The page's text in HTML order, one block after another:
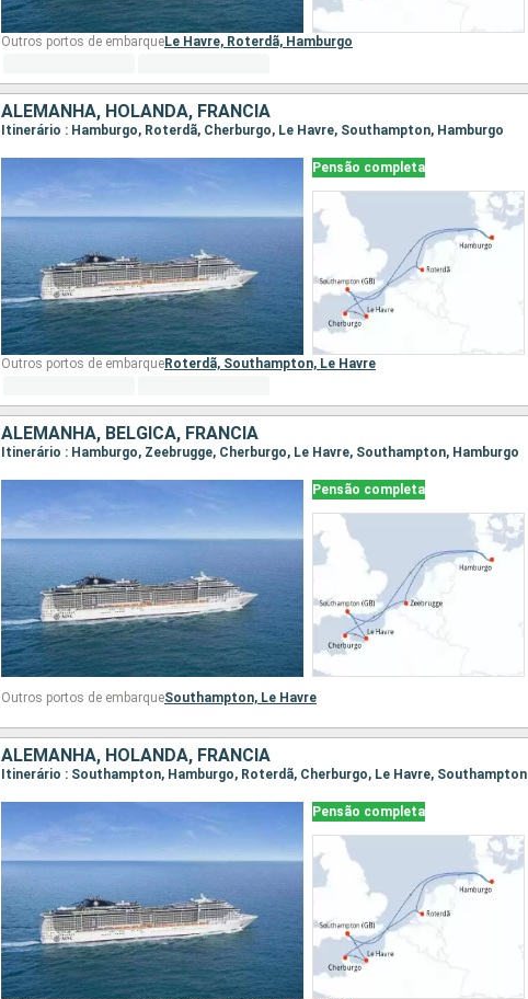
Outros portos de embarqueLe Havre, Roterdã, Hamburgo
ALEMANHA, HOLANDA, FRANCIA
Itinerário : Hamburgo, Roterdã, Cherburgo, Le Havre, Southampton, Hamburgo
Pensão completa
Outros portos de embarqueRoterdã, Southampton, Le Havre
ALEMANHA, BÉLGICA, FRANCIA
Itinerário : Hamburgo, Zeebrugge, Cherburgo, Le Havre, Southampton, Hamburgo
Pensão completa
Outros portos de embarqueSouthampton, Le Havre
ALEMANHA, HOLANDA, FRANCIA
Itinerário : Southampton, Hamburgo, Roterdã, Cherburgo, Le Havre, Southampton
Pensão completa